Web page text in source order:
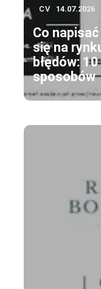
CV 14.07.2026
Co
się na
błędów:
sposobów